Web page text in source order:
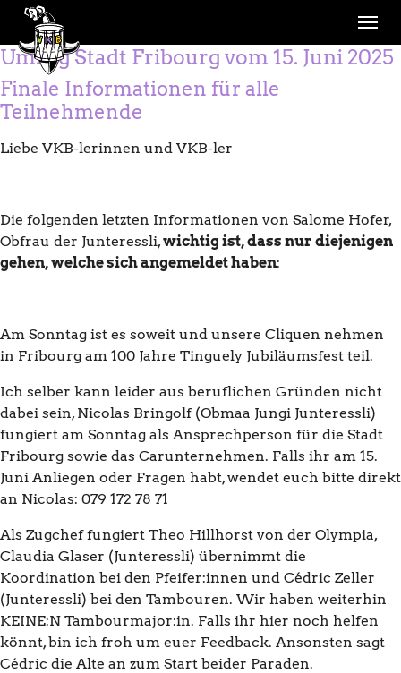
Skip to main navigation
Skip to main content
Skip to page footer
Umzug Stadt Fribourg vom 15. Juni 2025
Finale Informationen für alle
Teilnehmende
Liebe VKB-lerinnen und VKB-ler
Die folgenden letzten Informationen von Salome Hofer,
Obfrau der Junteressli,wichtig ist, dass nur diejenigen
gehen, welche sich angemeldet haben:
Am Sonntag ist es soweit und unsere Cliquen nehmen
in Fribourg am 100 Jahre Tinguely Jubiläumsfest teil.
Ich selber kann leider aus beruflichen Gründen nicht
dabei sein, Nicolas Bringolf (Obmaa Jungi Junteressli)
fungiert am Sonntag als Ansprechperson für die Stadt
Fribourg sowie das Carunternehmen. Falls ihr am 15.
Juni Anliegen oder Fragen habt, wendet euch bitte direkt
an Nicolas: 079 172 78 71
Als Zugchef fungiert Theo Hillhorst von der Olympia,
Claudia Glaser (Junteressli) übernimmt die
Koordination bei den Pfeifer:innen und Cédric Zeller
(Junteressli) bei den Tambouren. Wir haben weiterhin
KEINE:N Tambourmajor:in. Falls ihr hier noch helfen
könnt, bin ich froh um euer Feedback. Ansonsten sagt
Cédric die Alte an zum Start beider Paraden.